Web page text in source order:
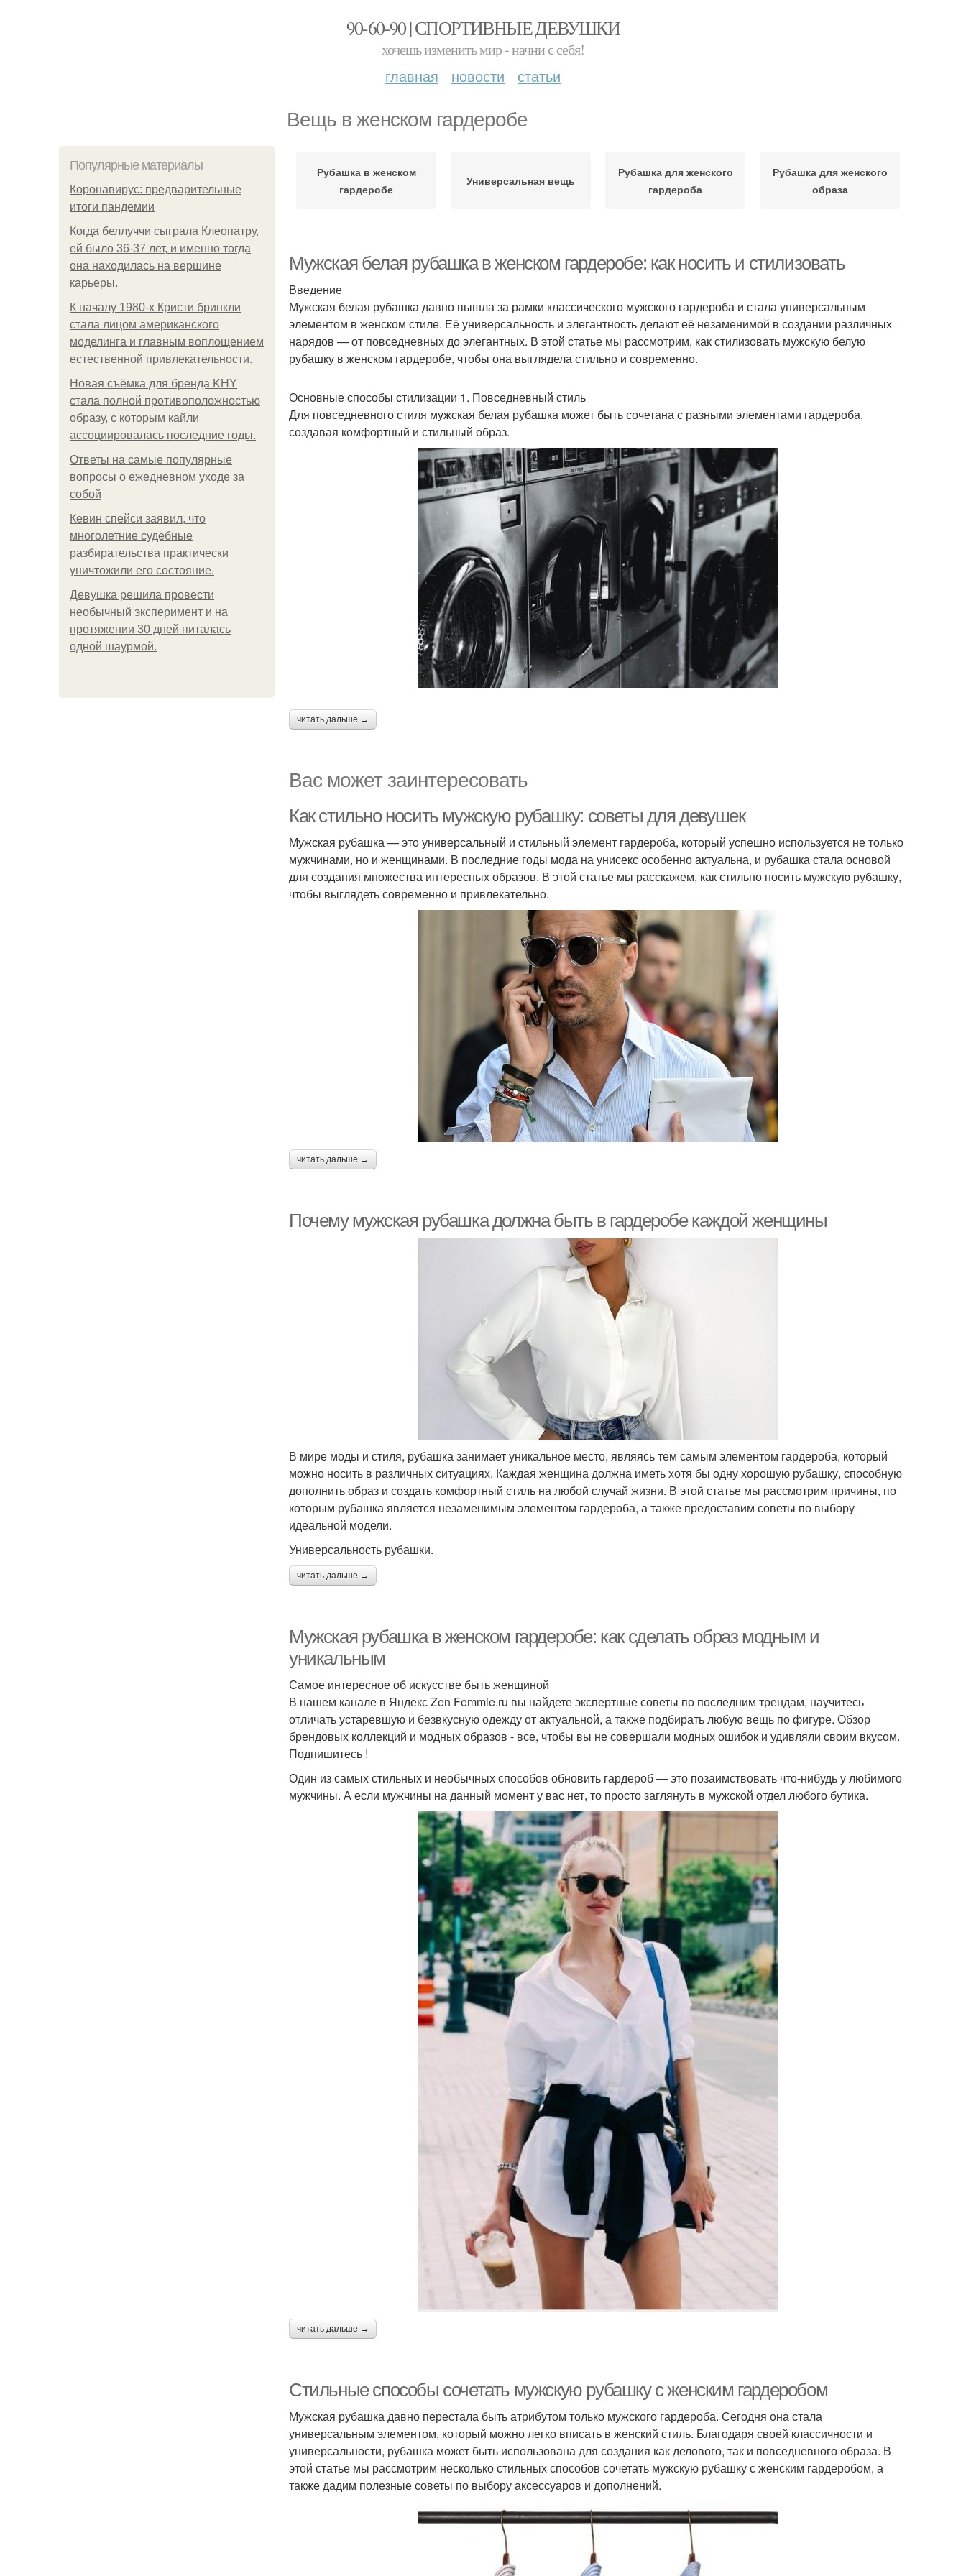
90-60-90 | СПОРТИВНЫЕ ДЕВУШКИ
хочешь изменить мир - начни с себя!
главная новости статьи
Вещь в женском гардеробе
Популярные материалы
Коронавирус: предварительные
итоги пандемии
Когда беллуччи сыграла Клеопатру,
ей было 36-37 лет, и именно тогда
она находилась на вершине
карьеры.
К началу 1980-х Кристи бринкли
стала лицом американского
моделинга и главным воплощением
естественной привлекательности.
Новая съёмка для бренда KHY
стала полной противоположностью
образу, с которым кайли
ассоциировалась последние годы.
Ответы на самые популярные
вопросы о ежедневном уходе за
собой
Кевин спейси заявил, что
многолетние судебные
разбирательства практически
уничтожили его состояние.
Девушка решила провести
необычный эксперимент и на
протяжении 30 дней питалась
одной шаурмой.
Рубашка в женском
гардеробе
Универсальная вещь
Рубашка для женского
гардероба
Рубашка для женского
образа
Мужская белая рубашка в женском гардеробе: как носить и стилизовать
Введение
Мужская белая рубашка давно вышла за рамки классического мужского гардероба и стала универсальным
элементом в женском стиле. Её универсальность и элегантность делают её незаменимой в создании различных
нарядов — от повседневных до элегантных. В этой статье мы рассмотрим, как стилизовать мужскую белую
рубашку в женском гардеробе, чтобы она выглядела стильно и современно.
Основные способы стилизации 1. Повседневный стиль
Для повседневного стиля мужская белая рубашка может быть сочетана с разными элементами гардероба,
создавая комфортный и стильный образ.
читать дальше →
Вас может заинтересовать
Как стильно носить мужскую рубашку: советы для девушек
Мужская рубашка — это универсальный и стильный элемент гардероба, который успешно используется не только
мужчинами, но и женщинами. В последние годы мода на унисекс особенно актуальна, и рубашка стала основой
для создания множества интересных образов. В этой статье мы расскажем, как стильно носить мужскую рубашку,
чтобы выглядеть современно и привлекательно.
читать дальше →
Почему мужская рубашка должна быть в гардеробе каждой женщины
В мире моды и стиля, рубашка занимает уникальное место, являясь тем самым элементом гардероба, который
можно носить в различных ситуациях. Каждая женщина должна иметь хотя бы одну хорошую рубашку, способную
дополнить образ и создать комфортный стиль на любой случай жизни. В этой статье мы рассмотрим причины, по
которым рубашка является незаменимым элементом гардероба, а также предоставим советы по выбору
идеальной модели.
Универсальность рубашки.
читать дальше →
Мужская рубашка в женском гардеробе: как сделать образ модным и
уникальным
Самое интересное об искусстве быть женщиной
В нашем канале в Яндекс Zen Femmie.ru вы найдете экспертные советы по последним трендам, научитесь
отличать устаревшую и безвкусную одежду от актуальной, а также подбирать любую вещь по фигуре. Обзор
брендовых коллекций и модных образов - все, чтобы вы не совершали модных ошибок и удивляли своим вкусом.
Подпишитесь !
Один из самых стильных и необычных способов обновить гардероб — это позаимствовать что-нибудь у любимого
мужчины. А если мужчины на данный момент у вас нет, то просто заглянуть в мужской отдел любого бутика.
читать дальше →
Стильные способы сочетать мужскую рубашку с женским гардеробом
Мужская рубашка давно перестала быть атрибутом только мужского гардероба. Сегодня она стала
универсальным элементом, который можно легко вписать в женский стиль. Благодаря своей классичности и
универсальности, рубашка может быть использована для создания как делового, так и повседневного образа. В
этой статье мы рассмотрим несколько стильных способов сочетать мужскую рубашку с женским гардеробом, а
также дадим полезные советы по выбору аксессуаров и дополнений.